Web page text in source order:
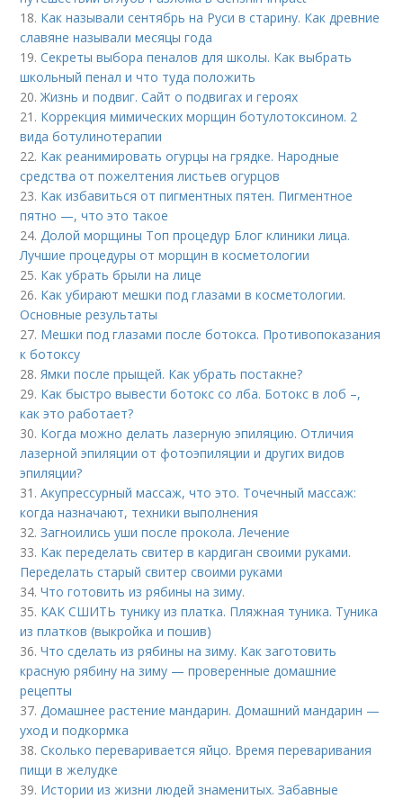
18. Как называли сентябрь на Руси в старину. Как древние
славяне называли месяцы года
19.Секреты выбора пеналов для школы. Как выбрать
школьный пенал и что туда положить
20.Жизнь и подвиг. Сайт о подвигах и героях
21. Коррекция мимических морщин ботулотоксином. 2
вида ботулинотерапии
22. Как реанимировать огурцы на грядке. Народные
средства от пожелтения листьев огурцов
23. Как избавиться от пигментных пятен. Пигментное
пятно —, что это такое
24.Долой морщины Топ процедур Блог клиники лица.
Лучшие процедуры от морщин в косметологии
25. Как убрать брыли на лице
26. Как убирают мешки под глазами в косметологии.
Основные результаты
27. Мешки под глазами после ботокса. Противопоказания
к ботоксу
28.Ямки после прыщей. Как убрать постакне?
29. Как быстро вывести ботокс со лба. Ботокс в лоб –,
как это работает?
30. Когда можно делать лазерную эпиляцию. Отличия
лазерной эпиляции от фотоэпиляции и других видов
эпиляции?
31.Акупрессурный массаж, что это. Точечный массаж:
когда назначают, техники выполнения
32.Загноились уши после прокола. Лечение
33. Как переделать свитер в кардиган своими руками.
Переделать старый свитер своими руками
34.Что готовить из рябины на зиму.
35. КАК СШИТЬ тунику из платка. Пляжная туника. Туника
из платков (выкройка и пошив)
36.Что сделать из рябины на зиму. Как заготовить
красную рябину на зиму — проверенные домашние
рецепты
37.Домашнее растение мандарин. Домашний мандарин —
уход и подкормка
38.Сколько переваривается яйцо. Время переваривания
пищи в желудке
39. Истории из жизни людей знаменитых. Забавные